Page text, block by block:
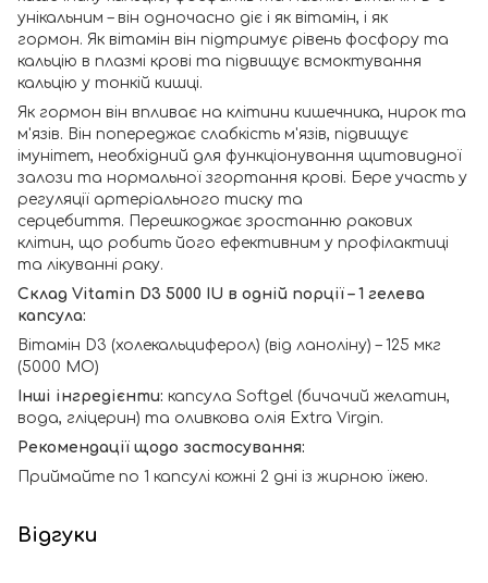
унікальним – він одночасно діє і як вітамін, і як
гормон. Як вітамін він підтримує рівень фосфору та
кальцію в плазмі крові та підвищує всмоктування
кальцію у тонкій кишці.
Як гормон він впливає на клітини кишечника, нирок та
м'язів. Він попереджає слабкість м'язів, підвищує
імунітет, необхідний для функціонування щитовидної
залози та нормальної згортання крові. Бере участь у
регуляції артеріального тиску та
серцебиття. Перешкоджає зростанню ракових
клітин, що робить його ефективним у профілактиці
та лікуванні раку.
Склад Vitamin D3 5000 IU в одній порції – 1 гелева
капсула:
Вітамін D3 (холекальциферол) (від ланоліну) – 125 мкг
(5000 МО)
Інші інгредієнти: капсула Softgel (бичачий желатин,
вода, гліцерин) та оливкова олія Extra Virgin.
Рекомендації щодо застосування:
Приймайте по 1 капсулі кожні 2 дні із жирною їжею.
Відгуки